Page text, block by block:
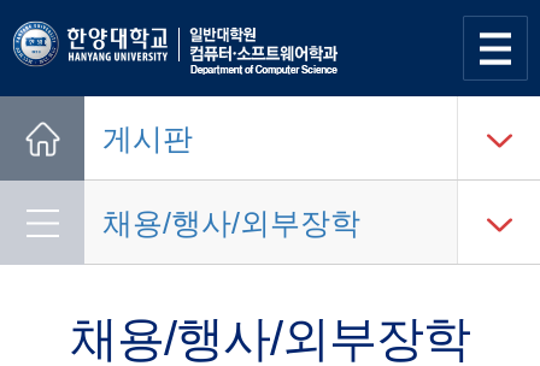
사이트
게시판
채용/행사/외부장학
채용/행사/외부장학